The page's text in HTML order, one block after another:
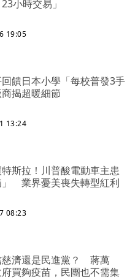
小時交易」
19:05
饋日本小學「每校普發3手
揭超暖細節
13:24
斯拉！川普酸電動車主患
」 業界憂美喪失轉型紅利
08:23
慈濟還是民進黨？ 蔣萬
買夠疫苗，民團也不需集